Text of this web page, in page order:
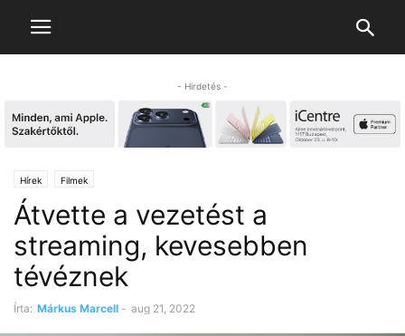
- Hirdetés -
Hírek Filmek
Átvette a vezetést a
streaming, kevesebben
tévéznek
Írta: Márkus Marcell - aug 21, 2022